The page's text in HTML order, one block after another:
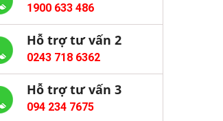
1900 633 486
Hỗ trợ tư vấn 2
0243 718 6362
Hỗ trợ tư vấn 3
094 234 7675